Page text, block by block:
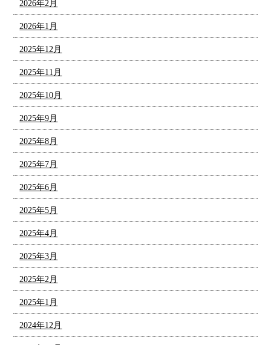
2026年2月
2026年1月
2025年12月
2025年11月
2025年10月
2025年9月
2025年8月
2025年7月
2025年6月
2025年5月
2025年4月
2025年3月
2025年2月
2025年1月
2024年12月